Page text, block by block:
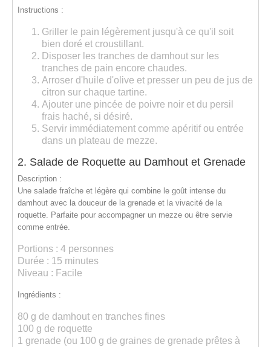
Instructions :
Griller le pain légèrement jusqu'à ce qu'il soit
bien doré et croustillant.
Disposer les tranches de damhout sur les
tranches de pain encore chaudes.
Arroser d'huile d'olive et presser un peu de jus de
citron sur chaque tartine.
Ajouter une pincée de poivre noir et du persil
frais haché, si désiré.
Servir immédiatement comme apéritif ou entrée
dans un plateau de mezze.
2. Salade de Roquette au Damhout et Grenade
Description :
Une salade fraîche et légère qui combine le goût intense du
damhout avec la douceur de la grenade et la vivacité de la
roquette. Parfaite pour accompagner un mezze ou être servie
comme entrée.
Portions : 4 personnes
Durée : 15 minutes
Niveau : Facile
Ingrédients :
80 g de damhout en tranches fines
100 g de roquette
1 grenade (ou 100 g de graines de grenade prêtes à